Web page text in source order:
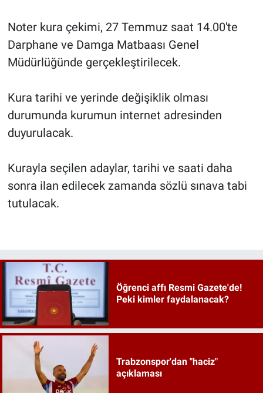
Noter kura çekimi, 27 Temmuz saat 14.00'te
Darphane ve Damga Matbaası Genel
Müdürlüğünde gerçekleştirilecek.
Kura tarihi ve yerinde değişiklik olması
durumunda kurumun internet adresinden
duyurulacak.
Kurayla seçilen adaylar, tarihi ve saati daha
sonra ilan edilecek zamanda sözlü sınava tabi
tutulacak.
Öğrenci affı Resmi Gazete'de!
Peki kimler faydalanacak?
Trabzonspor'dan "haciz"
açıklaması